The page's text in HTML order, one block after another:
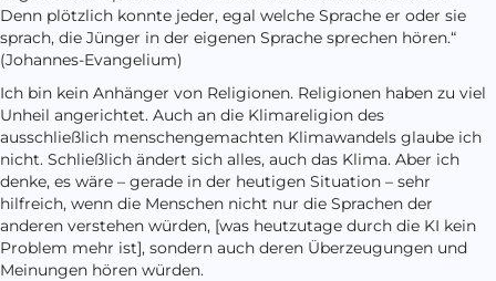
Denn plötzlich konnte jeder, egal welche Sprache er oder sie
sprach, die Jünger in der eigenen Sprache sprechen hören.“
(Johannes-Evangelium)
Ich bin kein Anhänger von Religionen. Religionen haben zu viel
Unheil angerichtet. Auch an die Klimareligion des
ausschließlich menschengemachten Klimawandels glaube ich
nicht. Schließlich ändert sich alles, auch das Klima. Aber ich
denke, es wäre – gerade in der heutigen Situation – sehr
hilfreich, wenn die Menschen nicht nur die Sprachen der
anderen verstehen würden, [was heutzutage durch die KI kein
Problem mehr ist], sondern auch deren Überzeugungen und
Meinungen hören würden.